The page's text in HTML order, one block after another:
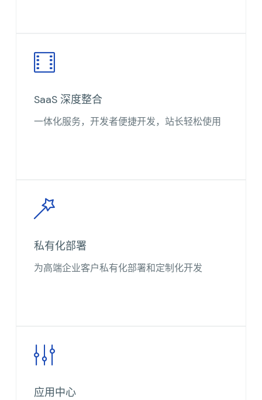
SaaS 深度整合
一体化服务，开发者便捷开发，站长轻松使用
私有化部署
为高端企业客户私有化部署和定制化开发
应用中心